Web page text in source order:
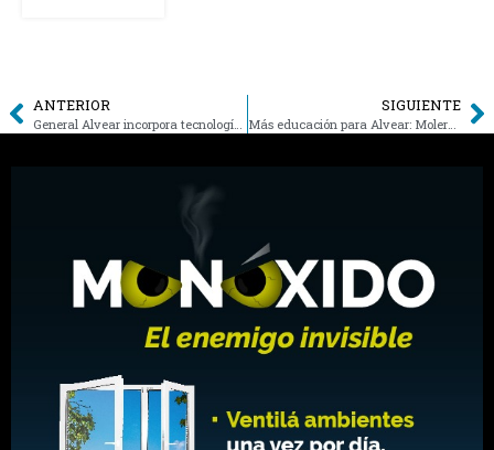
ANTERIOR SIGUIENTE
Más educación para Alvear: Molero recorrió los últimos avances en el Polo Educativo